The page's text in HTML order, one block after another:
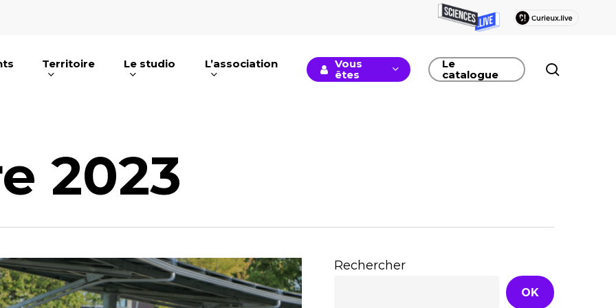
Territoire Le studio L’association
Vous
êtes
Le
catalogue
2023
Rechercher
OK